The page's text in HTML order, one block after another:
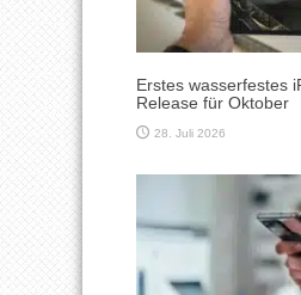
Erstes wasserfestes
Release für Oktober
28. Juli 2026